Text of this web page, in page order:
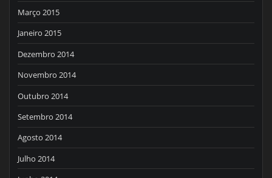
Março 2015
Janeiro 2015
Dezembro 2014
Novembro 2014
Outubro 2014
Setembro 2014
Agosto 2014
Julho 2014